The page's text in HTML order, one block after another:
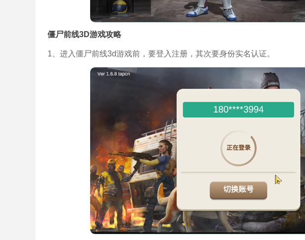
僵尸前线3D游戏攻略
1、进入僵尸前线3d游戏前，要登入注册，其次要身份实名认证。